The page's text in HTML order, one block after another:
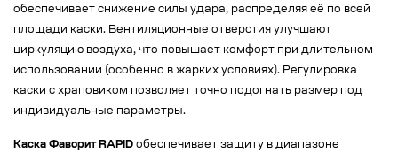
обеспечивает снижение силы удара, распределяя её по всей
площади каски. Вентиляционные отверстия улучшают
циркуляцию воздуха, что повышает комфорт при длительном
использовании (особенно в жарких условиях). Регулировка
каски с храповиком позволяет точно подогнать размер под
индивидуальные параметры.
Каска Фаворит RAPID обеспечивает защиту в диапазоне